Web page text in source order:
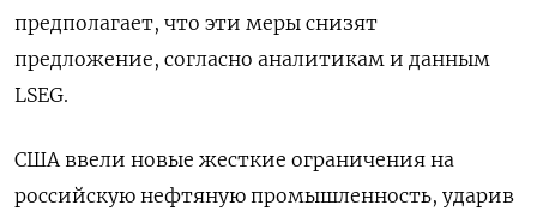
предполагает, что эти меры снизят
предложение, согласно аналитикам и данным
LSEG.
США ввели новые жесткие ограничения на
российскую нефтяную промышленность, ударив